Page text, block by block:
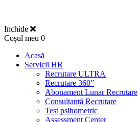
Inchide
Coșul meu 0
Acasă
Servicii HR
Recrutare ULTRA
Recrutare 360”
Abonament Lunar Recrutare
Consultanță Recrutare
Test psihometric
Assessment Center